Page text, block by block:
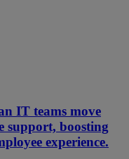
IT teams move
support, boosting
experience.